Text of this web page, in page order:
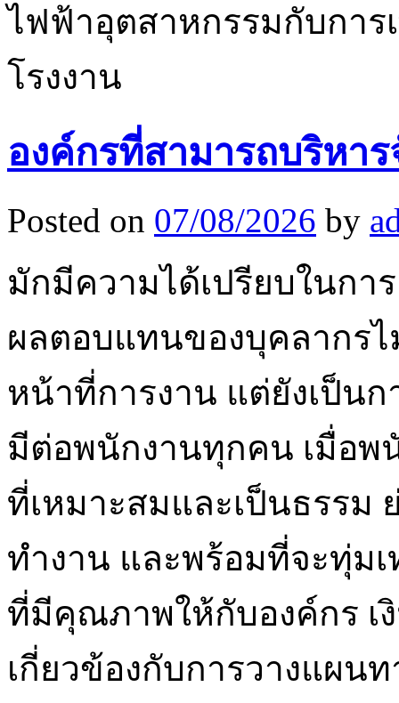
ไฟฟ้าอุตสาหกรรมกับกา
โรงงาน
องค์กรที่สามารถบริหา
Posted on 07/08/2026 by
มักมีความได้เปรียบในกา
ผลตอบแทนของบุคลากรไ
หน้าที่การงาน แต่ยังเป็น
มีต่อพนักงานทุกคน เมื่อพ
ที่เหมาะสมและเป็นธรรม
ทำงาน และพร้อมที่จะทุ่ม
ที่มีคุณภาพให้กับองค์กร เ
เกี่ยวข้องกับการวางแผน